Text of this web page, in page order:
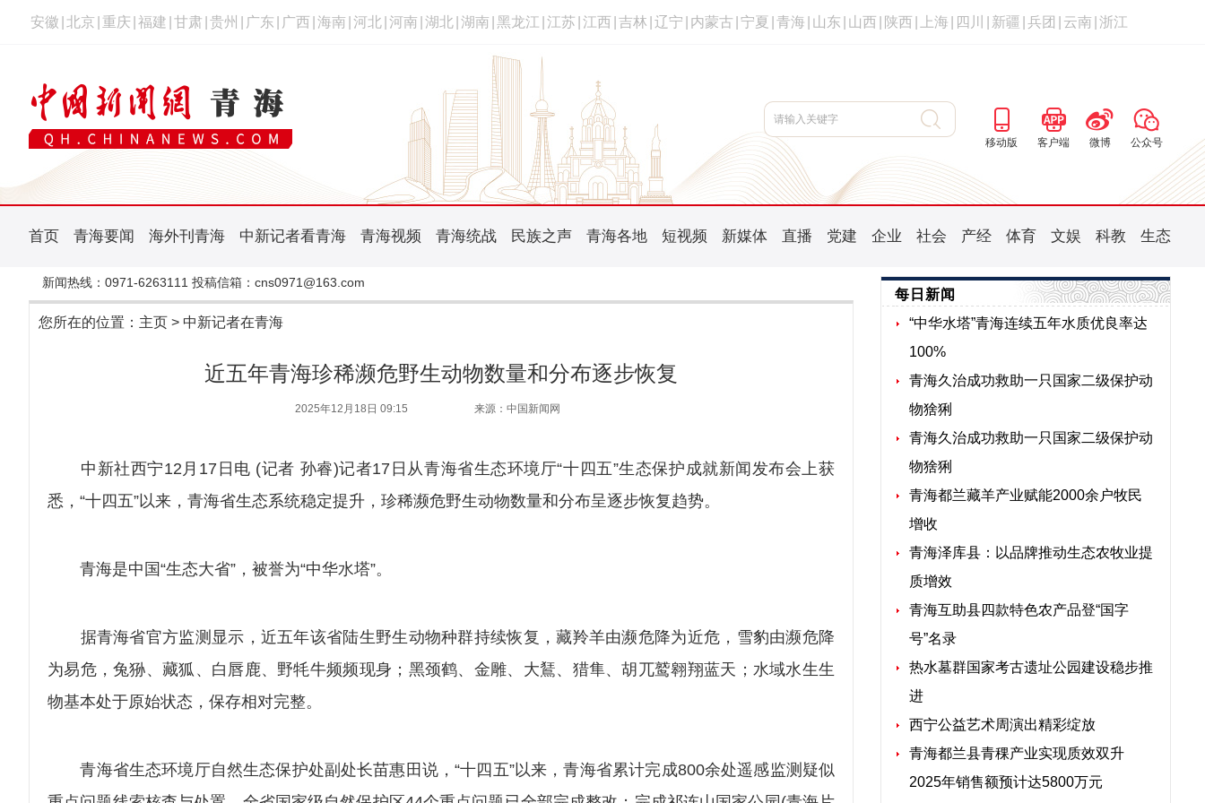
安徽 北京 重庆 福建 甘肃 贵州 广东 广西 海南 河北 河南 湖北 湖南 黑龙江 江苏 江西 吉林 辽宁 内蒙古 宁夏 青海 山东 山西 陕西 上海 四川 新疆 兵团 云南 浙江
移动版 客户端 微博 公众号
首页 青海要闻 海外刊青海 中新记者看青海 青海视频 青海统战 民族之声 青海各地 短视频 新媒体 直播 党建 企业 社会 产经 体育 文娱 科教 生态
新闻热线：0971-6263111 投稿信箱：cns0971@163.com
您所在的位置： 主页 > 中新记者在青海
近五年青海珍稀濒危野生动物数量和分布逐步恢复
2025年12月18日 09:15 来源：中国新闻网
中新社西宁12月17日电 (记者 孙睿)记者17日从青海省生态环境厅“十四五”生态保护成就新闻发布会上获
悉，“十四五”以来，青海省生态系统稳定提升，珍稀濒危野生动物数量和分布呈逐步恢复趋势。
青海是中国“生态大省”，被誉为“中华水塔”。
据青海省官方监测显示，近五年该省陆生野生动物种群持续恢复，藏羚羊由濒危降为近危，雪豹由濒危降
为易危，兔狲、藏狐、白唇鹿、野牦牛频频现身；黑颈鹤、金雕、大鵟、猎隼、胡兀鹫翱翔蓝天；水域水生生
物基本处于原始状态，保存相对完整。
青海省生态环境厅自然生态保护处副处长苗惠田说，“十四五”以来，青海省累计完成800余处遥感监测疑似
每日新闻
“中华水塔”青海连续五年水质优良率达
100%
青海久治成功救助一只国家二级保护动
物猞猁
青海久治成功救助一只国家二级保护动
物猞猁
青海都兰藏羊产业赋能2000余户牧民
增收
青海泽库县：以品牌推动生态农牧业提
质增效
青海互助县四款特色农产品登“国字
号”名录
热水墓群国家考古遗址公园建设稳步推
进
西宁公益艺术周演出精彩绽放
青海都兰县青稞产业实现质效双升
2025年销售额预计达5800万元